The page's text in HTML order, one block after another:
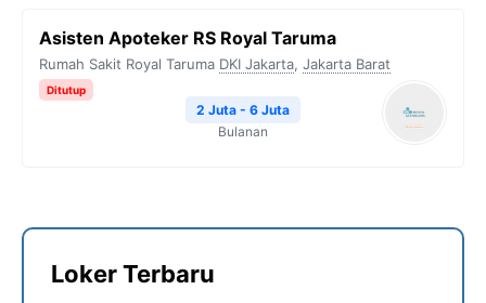
Asisten Apoteker RS Royal Taruma
Rumah Sakit Royal Taruma DKI Jakarta, Jakarta Barat
Ditutup
2 Juta - 6 Juta
Bulanan
Loker Terbaru